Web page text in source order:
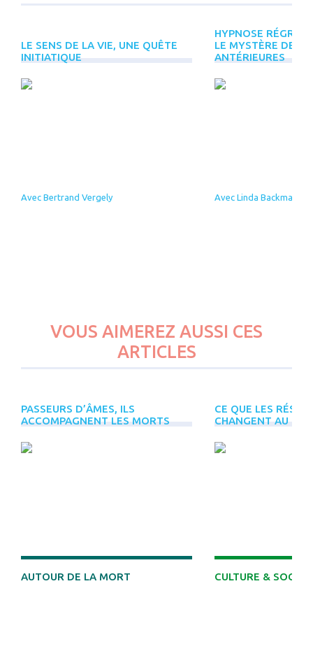
LE SENS DE LA VIE, UNE QUÊTE
INITIATIQUE
Avec Bertrand Vergely
HYPNOSE
LE MYSTÈRE DES
ANTÉRIEURES
Avec Linda Backman
VOUS AIMEREZ AUSSI CES
ARTICLES
PASSEURS D’ÂMES, ILS
ACCOMPAGNENT LES MORTS
AUTOUR DE LA MORT
CE QUE LES
CHANGENT AU
CULTURE &